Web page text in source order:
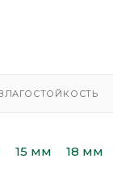
15 мм 18 мм